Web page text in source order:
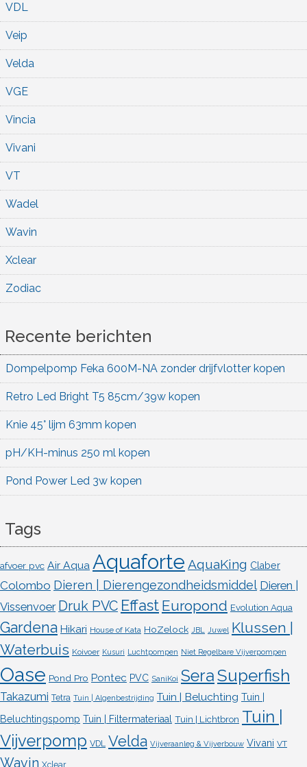
VDL
Veip
Velda
VGE
Vincia
Vivani
VT
Wadel
Wavin
Xclear
Zodiac
Recente berichten
Dompelpomp Feka 600M-NA zonder drijfvlotter kopen
Retro Led Bright T5 85cm/39w kopen
Knie 45° lijm 63mm kopen
pH/KH-minus 250 ml kopen
Pond Power Led 3w kopen
Tags
afvoer pvc Air Aqua Aquaforte AquaKing Claber
Colombo Dieren | Dierengezondheidsmiddel Dieren |
Vissenvoer Druk PVC Effast Europond Evolution Aqua
Gardena Hikari House of Kata HoZelock JBL Juwel Klussen |
Waterbuis Koivoer Kusuri Luchtpompen Niet Regelbare Vijverpompen
Oase Pond Pro Pontec PVC SaniKoi SeraSuperfish
Takazumi Tetra Tuin | Algenbestrijding Tuin | Beluchting Tuin |
Beluchtingspomp Tuin | Filtermateriaal Tuin | Lichtbron Tuin |
Vijverpomp VDL Velda Vijveraanleg & Vijverbouw Vivani VT
Wavin Xclear